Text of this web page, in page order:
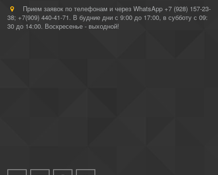
Прием заявок по телефонам и через WhatsApp +7 (928) 157-23-
38; +7(909) 440-41-71. В будние дни с 9:00 до 17:00, в субботу с 09:
30 до 14:00. Воскресенье - выходной!